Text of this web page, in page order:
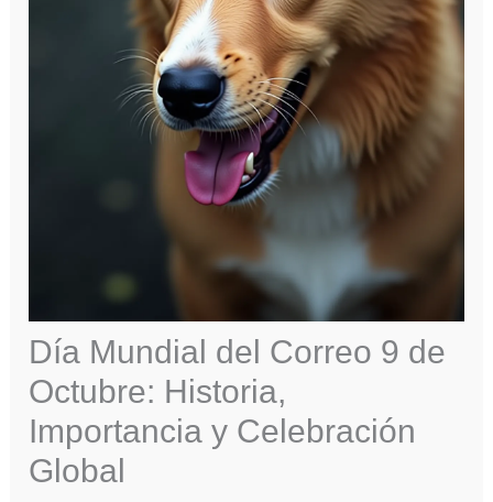
Día Mundial del Correo 9 de
Octubre: Historia,
Importancia y Celebración
Global